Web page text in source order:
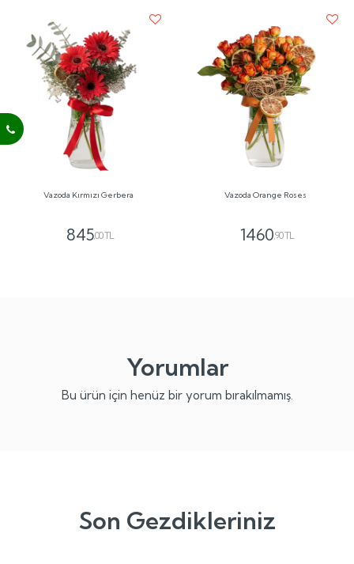
Vazoda Kırmızı Gerbera
845,00 TL
Vazoda Orange Roses
1460,90 TL
Yorumlar
Bu ürün için henüz bir yorum bırakılmamış.
Son Gezdikleriniz